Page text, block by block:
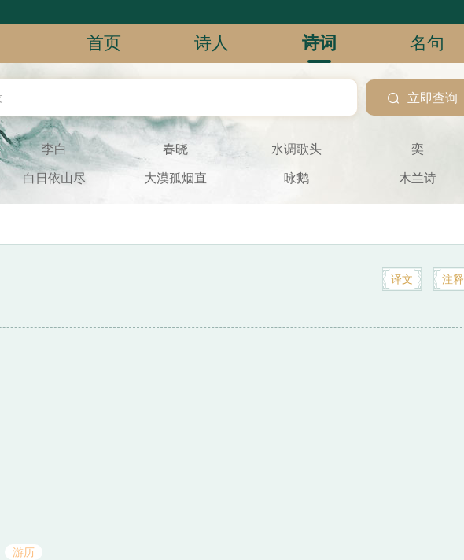
首页 诗人 诗词 名句
立即查询
李白 春晓 水调歌头 奕
白日依山尽 大漠孤烟直 咏鹅 木兰诗
译文 注释
游历